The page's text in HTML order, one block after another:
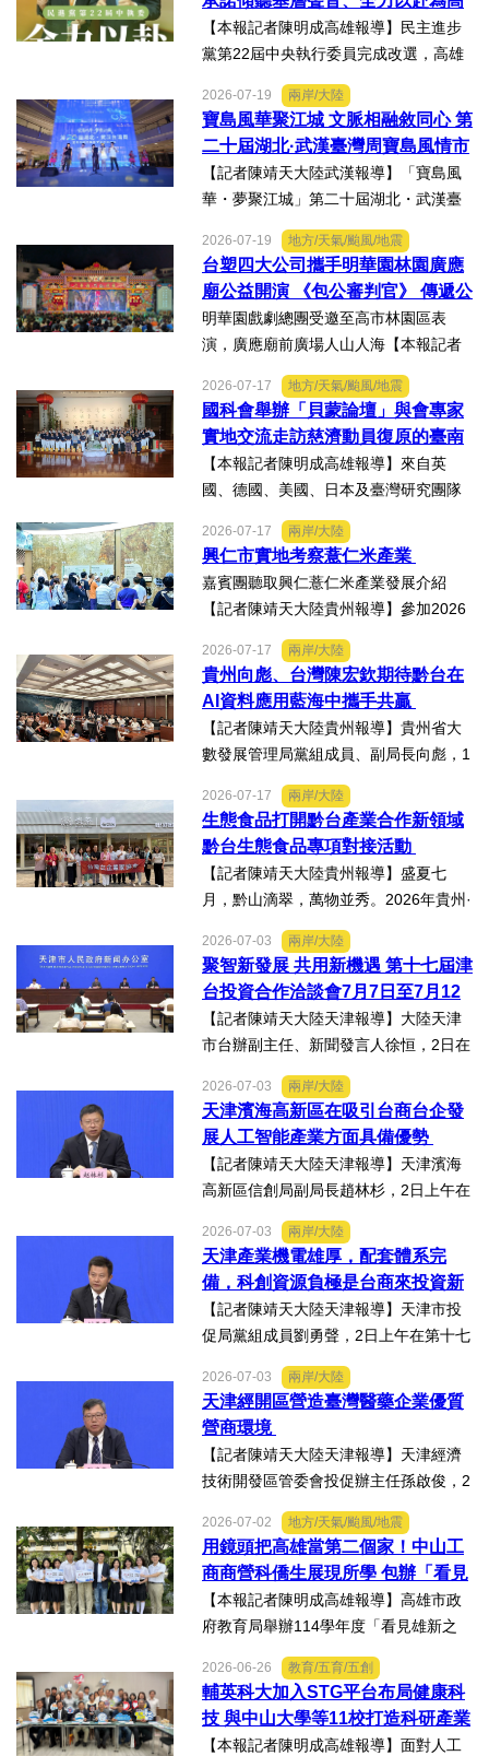
伴展示精準健康、生物科...
雄與台灣努力
【本報記者陳明成高雄報導】民主進步
黨第22屆中央執行委員完成改選，高雄
市議員李雨庭順利當選中執委。李雨庭
表示，能夠獲得黨內同志的肯定與支
持，深感榮幸，也肩負更重大的責任，
未來將秉持初心，做好黨與地...
2026-07-19 兩岸/大陸
寶島風華聚江城 文脈相融敘同心 第
二十屆湖北·武漢臺灣周寶島風情市
集暨文化交流之夜在漢溫情上演
【記者陳靖天大陸武漢報導】「寶島風
華・夢聚江城」第二十屆湖北・武漢臺
灣周寶島風情市集暨文化交流之夜，7月
16日晚上在武漢武商夢時代一樓中庭溫
情上演，歌聲文脈聯結兩地，這場融美
食、文創、歌舞、匠人分享...
2026-07-19 地方/天氣/颱風/地震
台塑四大公司攜手明華園林園廣應
廟公益開演 《包公審判官》 傳遞公
義與自省精神
明華園戲劇總團受邀至高市林園區表
演，廣應廟前廣場人山人海【本報記者
陳明成高雄報導】台塑、南亞、台化及
台塑石化等四大公司邀請由當家小生孫
翠鳳領軍的明華園戲劇總團，周末晚在
高雄市林園區廣應廟公益演...
2026-07-17 地方/天氣/颱風/地震
國科會舉辦「貝蒙論壇」與會專家
實地交流走訪慈濟動員復原的臺南
楠西地震及丹娜絲風災區
【本報記者陳明成高雄報導】來自英
國、德國、美國、日本及臺灣研究團隊
及國際評審專家所參與為期四天，由國
科會舉辦的「貝蒙論壇」，實地交流活
動走訪臺南楠西地震及丹娜絲風災區，
慈濟動員資金與萬人次的復原...
2026-07-17 兩岸/大陸
興仁市實地考察薏仁米產業
嘉賓團聽取興仁薏仁米產業發展介紹
【記者陳靖天大陸貴州報導】參加2026
貴州·臺灣經貿交流合作懇談會、黔台特
色產業助力鄉村振興對接會的臺灣嘉賓
組團，7月15日，到興仁市實地考察，深
入調研興仁薏仁米...
2026-07-17 兩岸/大陸
貴州向彪、台灣陳宏欽期待黔台在
AI資料應用藍海中攜手共贏
【記者陳靖天大陸貴州報導】貴州省大
數發展管理局黨組成員、副局長向彪，1
4日，在2026年貴州・臺灣經貿交流合
作懇談會黔台大數據與人工智能產業對
接會上表示，召開黔台大數據與人工智
能產業對接會，旨在搭建兩...
2026-07-17 兩岸/大陸
生態食品打開黔台產業合作新領域
黔台生態食品專項對接活動
【記者陳靖天大陸貴州報導】盛夏七
月，黔山滴翠，萬物並秀。2026年貴州·
臺灣經貿交流合作懇談會「黔台生態食
品專項對接活動」於7月13日至16日舉
行。近30名台商代表跨海而來，踏訪貴
州生態食品產業一線，...
2026-07-03 兩岸/大陸
聚智新發展 共用新機遇 第十七屆津
台投資合作洽談會7月7日至7月12
日在天津舉辦
【記者陳靖天大陸天津報導】大陸天津
市台辦副主任、新聞發言人徐恒，2日在
第十七屆津台投資合作洽談會新聞發佈
會上表示，津台投資合作洽談會，從200
8年至今已成功舉辦16屆，津台會已成為
兩岸重要的經貿交流合...
2026-07-03 兩岸/大陸
天津濱海高新區在吸引台商台企發
展人工智能產業方面具備優勢
【記者陳靖天大陸天津報導】天津濱海
高新區信創局副局長趙林杉，2日上午在
第十七屆津台投資合作洽談會新聞發佈
會上，針對吸引臺商臺企來津發展人工
智能產業方面具備優勢表示，高新區作
為國家自主創新示範區，也...
2026-07-03 兩岸/大陸
天津產業機電雄厚，配套體系完
備，科創資源負極是台商來投資新
業的理想沃土
【記者陳靖天大陸天津報導】天津市投
促局黨組成員劉勇聲，2日上午在第十七
屆津台投資合作洽談會新聞發佈會上回
答記者提問關於天津在產業發展方面有
哪些突出優勢，目前台資企業在天津的
融合情況，未來還有哪些...
2026-07-03 兩岸/大陸
天津經開區營造臺灣醫藥企業優質
營商環境
【記者陳靖天大陸天津報導】天津經濟
技術開發區管委會投促辦主任孫啟俊，2
日上午在第十七屆津台投資合作洽談會
新聞發佈會上，說明天津市作為北方生
物醫藥產業高地，天津經開區能為臺灣
醫藥大健康行業的創業者和...
2026-07-02 地方/天氣/颱風/地震
用鏡頭把高雄當第二個家！中山工
商商營科僑生展現所學 包辦「看見
雄新之光」創意短片前三名
【本報記者陳明成高雄報導】高雄市政
府教育局舉辦114學年度「看見雄新之
光」創意短片競賽，中山工商商業經營
科建教僑生專班學生囊括高中職組前三
名。李昱平校長表示，來自泰國、印尼
及越南僑生，以異國的獨特視...
2026-06-26 教育/五育/五創
輔英科大加入STG平台布局健康科
技 與中山大學等11校打造科研產業
生態圈
【本報記者陳明成高雄報導】面對人工